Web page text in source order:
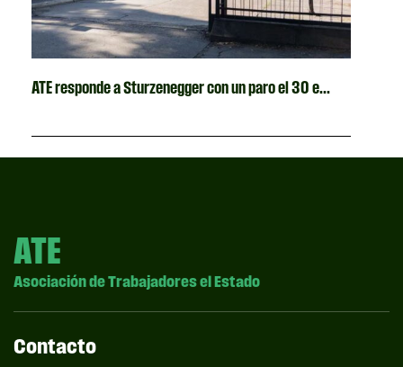
ATE responde a Sturzenegger con un paro el 30 e...
ATE
Asociación de Trabajadores el Estado
Contacto